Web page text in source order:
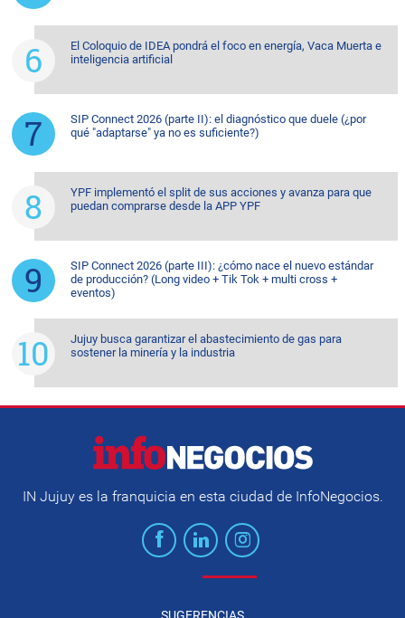
El Coloquio de IDEA pondrá el foco en energía, Vaca Muerta e
inteligencia artificial
SIP Connect 2026 (parte II): el diagnóstico que duele (¿por
qué "adaptarse" ya no es suficiente?)
YPF implementó el split de sus acciones y avanza para que
puedan comprarse desde la APP YPF
SIP Connect 2026 (parte III): ¿cómo nace el nuevo estándar
de producción? (Long video + Tik Tok + multi cross +
eventos)
Jujuy busca garantizar el abastecimiento de gas para
sostener la minería y la industria
IN Jujuy es la franquicia en esta ciudad de InfoNegocios.